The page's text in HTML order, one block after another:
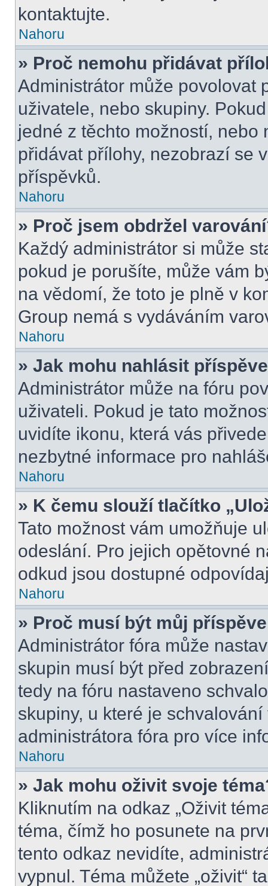
kontaktujte.
Nahoru
» Proč nemohu přidávat
Administrátor může povolovat
uživatele, nebo skupiny.
jedné z těchto možností,
přidávat přílohy, nezobrazí se
příspěvků.
Nahoru
» Proč jsem obdržel
Každý administrátor si může
pokud je porušíte, může vám
na vědomí, že toto je plně v
Group nemá s vydáváním
Nahoru
» Jak mohu nahlásit
Administrátor může na fóru
uživateli. Pokud je tato
uvidíte ikonu, která vás
nezbytné informace pro
Nahoru
» K čemu slouží tlačítko
Tato možnost vám umožňuje
odeslání. Pro jejich opětovné
odkud jsou dostupné
Nahoru
» Proč musí být můj
Administrátor fóra může
skupin musí být před
tedy na fóru nastaveno
skupiny, u které je
administrátora fóra pro více
Nahoru
» Jak mohu oživit svoje
Kliknutím na odkaz „Oživit
téma, čímž ho posunete na
tento odkaz nevidíte,
vypnul. Téma můžete „oživit“